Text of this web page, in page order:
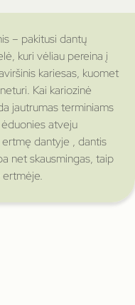
– pakitusi dantų
kuri vėliau pereina į
kariesas, kuomet
Kai kariozinė
jautrumas terminiams
atveju
ertmę dantyje , dantis
net skausmingas, taip
ertmėje.